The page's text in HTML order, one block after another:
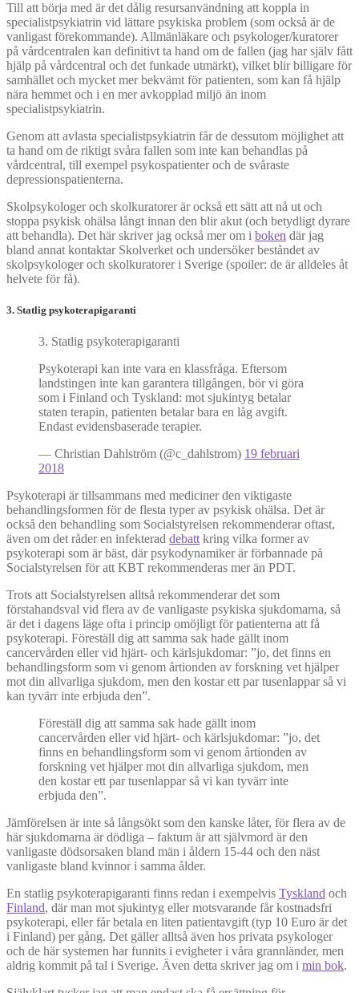
Till att börja med är det dålig resursanvändning att koppla in
specialistpsykiatrin vid lättare psykiska problem (som också är de
vanligast förekommande). Allmänläkare och psykologer/kuratorer
på vårdcentralen kan definitivt ta hand om de fallen (jag har själv fått
hjälp på vårdcentral och det funkade utmärkt), vilket blir billigare för
samhället och mycket mer bekvämt för patienten, som kan få hjälp
nära hemmet och i en mer avkopplad miljö än inom
specialistpsykiatrin.
Genom att avlasta specialistpsykiatrin får de dessutom möjlighet att
ta hand om de riktigt svåra fallen som inte kan behandlas på
vårdcentral, till exempel psykospatienter och de svåraste
depressionspatienterna.
Skolpsykologer och skolkuratorer är också ett sätt att nå ut och
stoppa psykisk ohälsa långt innan den blir akut (och betydligt dyrare
att behandla). Det här skriver jag också mer om i boken där jag
bland annat kontaktar Skolverket och undersöker beståndet av
skolpsykologer och skolkuratorer i Sverige (spoiler: de är alldeles åt
helvete för få).
3. Statlig psykoterapigaranti
3. Statlig psykoterapigaranti
Psykoterapi kan inte vara en klassfråga. Eftersom
landstingen inte kan garantera tillgången, bör vi göra
som i Finland och Tyskland: mot sjukintyg betalar
staten terapin, patienten betalar bara en låg avgift.
Endast evidensbaserade terapier.
— Christian Dahlström (@c_dahlstrom) 19 februari
2018
Psykoterapi är tillsammans med mediciner den viktigaste
behandlingsformen för de flesta typer av psykisk ohälsa. Det är
också den behandling som Socialstyrelsen rekommenderar oftast,
även om det råder en infekterad debattkring vilka former av
psykoterapi som är bäst, där psykodynamiker är förbannade på
Socialstyrelsen för att KBT rekommenderas mer än PDT.
Trots att Socialstyrelsen alltså rekommenderar det som
förstahandsval vid flera av de vanligaste psykiska sjukdomarna, så
är det i dagens läge ofta i princip omöjligt för patienterna att få
psykoterapi. Föreställ dig att samma sak hade gällt inom
cancervården eller vid hjärt- och kärlsjukdomar: ”jo, det finns en
behandlingsform som vi genom årtionden av forskning vet hjälper
mot din allvarliga sjukdom, men den kostar ett par tusenlappar så vi
kan tyvärr inte erbjuda den”.
Föreställ dig att samma sak hade gällt inom
cancervården eller vid hjärt- och kärlsjukdomar: ”jo, det
finns en behandlingsform som vi genom årtionden av
forskning vet hjälper mot din allvarliga sjukdom, men
den kostar ett par tusenlappar så vi kan tyvärr inte
erbjuda den”.
Jämförelsen är inte så långsökt som den kanske låter, för flera av de
här sjukdomarna är dödliga – faktum är att självmord är den
vanligaste dödsorsaken bland män i åldern 15-44 och den näst
vanligaste bland kvinnor i samma ålder.
En statlig psykoterapigaranti finns redan i exempelvis Tyskland och
Finland, där man mot sjukintyg eller motsvarande får kostnadsfri
psykoterapi, eller får betala en liten patientavgift (typ 10 Euro är det
i Finland) per gång. Det gäller alltså även hos privata psykologer
och de här systemen har funnits i evigheter i våra grannländer, men
aldrig kommit på tal i Sverige. Även detta skriver jag om i min bok.